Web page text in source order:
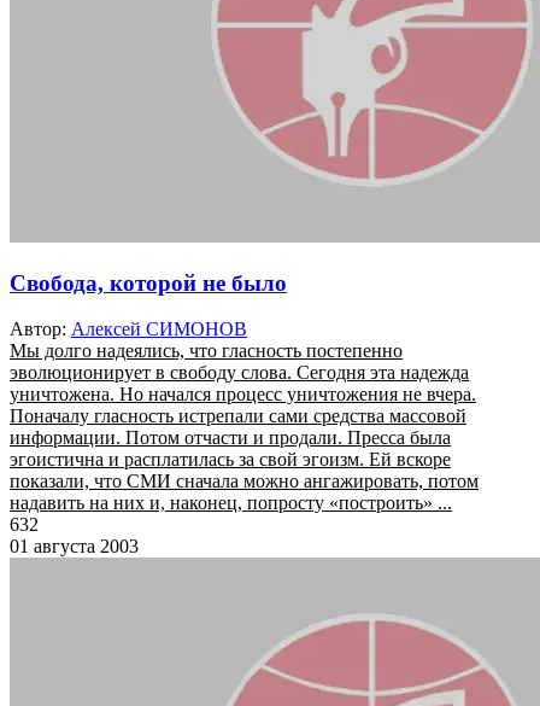
Свобода, которой не было
Автор: Алексей СИМОНОВ
Мы долго надеялись, что гласность постепенно
эволюционирует в свободу слова. Сегодня эта надежда
уничтожена. Но начался процесс уничтожения не вчера.
Поначалу гласность истрепали сами средства массовой
информации. Потом отчасти и продали. Пресса была
эгоистична и расплатилась за свой эгоизм. Ей вскоре
показали, что СМИ сначала можно ангажировать, потом
надавить на них и, наконец, попросту «построить» ...
632
01 августа 2003